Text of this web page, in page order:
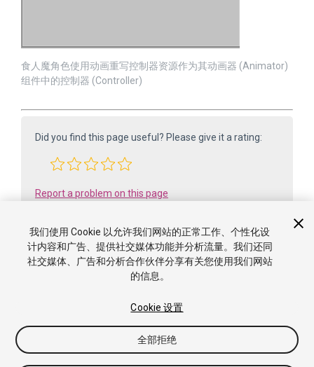
食人魔角色使用动画重写控制器资源作为其动画器 (Animator)
组件中的控制器 (Controller)
Did you find this page useful? Please give it a rating:
Report a problem on this page
版权所有 ©2005-2025 Unity Technologies. All rights reserved. Built
from 6000.0.65f1 (f34bf41fecc5). Built on: 2025-12-15.
我们使用 Cookie 以允许我们网站的正常工作、个性化设
计内容和广告、提供社交媒体功能并分析流量。我们还同
社交媒体、广告和分析合作伙伴分享有关您使用我们网站
的信息。
Cookie 设置
全部拒绝